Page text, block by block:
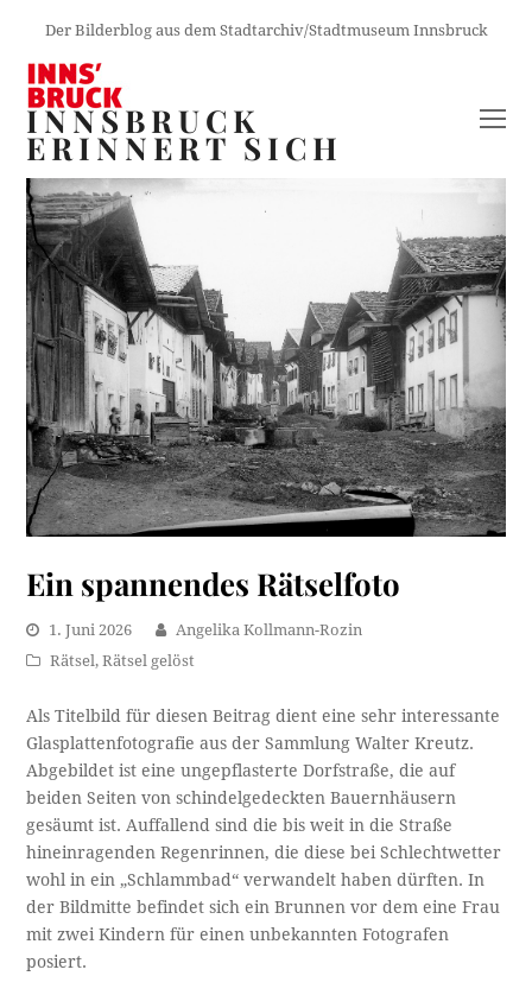
Der Bilderblog aus dem Stadtarchiv/Stadtmuseum Innsbruck
INNSBRUCK
ERINNERT SICH
Ein spannendes Rätselfoto
1. Juni 2026
Angelika Kollmann-Rozin
Rätsel,Rätsel gelöst
Als Titelbild für diesen Beitrag dient eine sehr interessante
Glasplattenfotografie aus der Sammlung Walter Kreutz.
Abgebildet ist eine ungepflasterte Dorfstraße, die auf
beiden Seiten von schindelgedeckten Bauernhäusern
gesäumt ist. Auffallend sind die bis weit in die Straße
hineinragenden Regenrinnen, die diese bei Schlechtwetter
wohl in ein „Schlammbad“ verwandelt haben dürften. In
der Bildmitte befindet sich ein Brunnen vor dem eine Frau
mit zwei Kindern für einen unbekannten Fotografen
posiert.